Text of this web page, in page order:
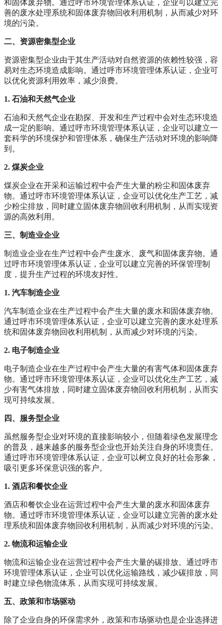
和固体废弃物。通过呼市环境管理体系认证，企业可以建立完
善的废水处理系统和固体废弃物回收利用机制，从而减少对环
境的污染。
二、资源密集型企业
资源密集型企业由于其生产活动对自然资源的依赖性较强，容
易对生态环境造成影响。通过呼市环境管理体系认证，企业可
以优化资源利用效率，减少浪费。
1. 石油和天然气企业
石油和天然气企业在勘探、开发和生产过程中会对生态环境造
成一定的影响。通过呼市环境管理体系认证，企业可以建立一
套科学的环境保护和管理体系，确保生产活动对环境的影响降
到。
2. 煤炭企业
煤炭企业在开采和运输过程中会产生大量的粉尘和固体废弃
物。通过呼市环境管理体系认证，企业可以优化生产工艺，减
少粉尘排放，同时建立固体废弃物回收利用机制，从而实现资
源的高效利用。
三、制造业企业
制造业企业在生产过程中会产生废水、废气和固体废弃物。通
过呼市环境管理体系认证，企业可以建立完善的环保管理制
度，提升生产过程的环境友好性。
1. 汽车制造企业
汽车制造企业在生产过程中会产生大量的废水和固体废弃物。
通过呼市环境管理体系认证，企业可以建立完善的废水处理系
统和固体废弃物回收利用机制，从而减少对环境的污染。
2. 电子制造企业
电子制造企业在生产过程中会产生大量的有害气体和固体废弃
物。通过呼市环境管理体系认证，企业可以优化生产工艺，减
少有害气体排放，同时建立固体废弃物回收利用机制，从而实
现可持续发展。
四、服务型企业
虽然服务型企业对环境的直接影响较小，但随着绿色发展理念
的普及，越来越多的服务型企业也开始关注自身的环境责任。
通过呼市环境管理体系认证，企业可以树立良好的社会形象，
吸引更多环保意识强的客户。
1. 酒店和餐饮企业
酒店和餐饮企业在运营过程中会产生大量的废水和固体废弃
物。通过呼市环境管理体系认证，企业可以建立完善的废水处
理系统和固体废弃物回收利用机制，从而减少对环境的污染。
2. 物流和运输企业
物流和运输企业在运营过程中会产生大量的碳排放。通过呼市
环境管理体系认证，企业可以优化运输路线，减少碳排放，同
时建立绿色物流体系，从而实现可持续发展。
五、政策和市场驱动
除了企业自身的环保需求外，政策和市场驱动也是企业选择进